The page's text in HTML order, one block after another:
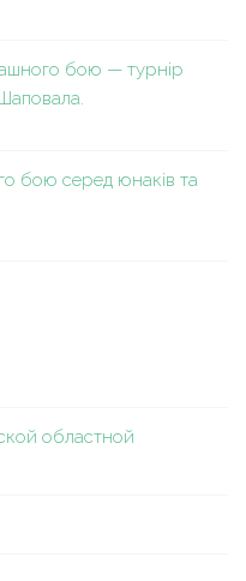
бою — турнір
бою серед юнаків та
областной